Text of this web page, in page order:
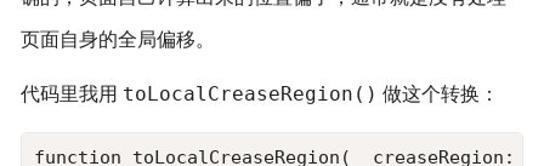
页面自身的全局偏移。
代码里我用 toLocalCreaseRegion() 做这个转换：
function toLocalCreaseRegion(